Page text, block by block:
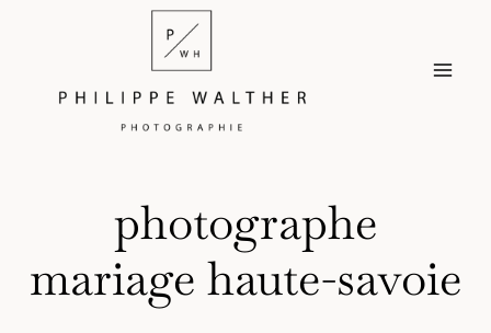
photographe
mariage haute-savoie